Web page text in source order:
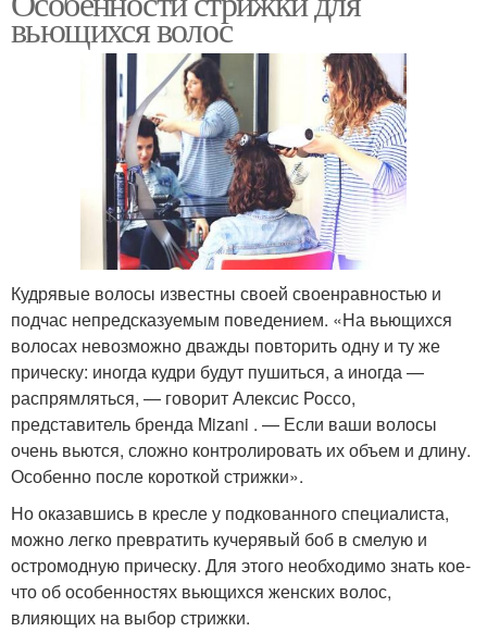
вьющихся волос
Кудрявые волосы известны своей своенравностью и
подчас непредсказуемым поведением. «На вьющихся
волосах невозможно дважды повторить одну и ту же
прическу: иногда кудри будут пушиться, а иногда —
распрямляться, — говорит Алексис Россо,
представитель бренда Mizani . — Если ваши волосы
очень вьются, сложно контролировать их объем и длину.
Особенно после короткой стрижки».
Но оказавшись в кресле у подкованного специалиста,
можно легко превратить кучерявый боб в смелую и
остромодную прическу. Для этого необходимо знать кое-
что об особенностях вьющихся женских волос,
влияющих на выбор стрижки.